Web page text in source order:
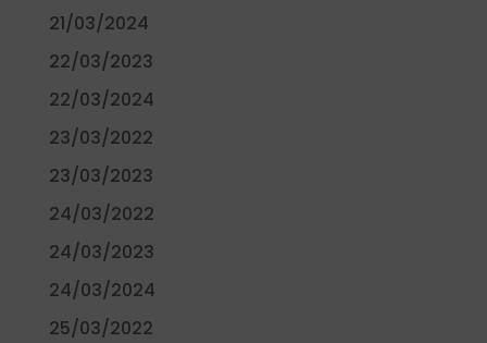
21/03/2024
22/03/2023
22/03/2024
23/03/2022
23/03/2023
24/03/2022
24/03/2023
24/03/2024
25/03/2022